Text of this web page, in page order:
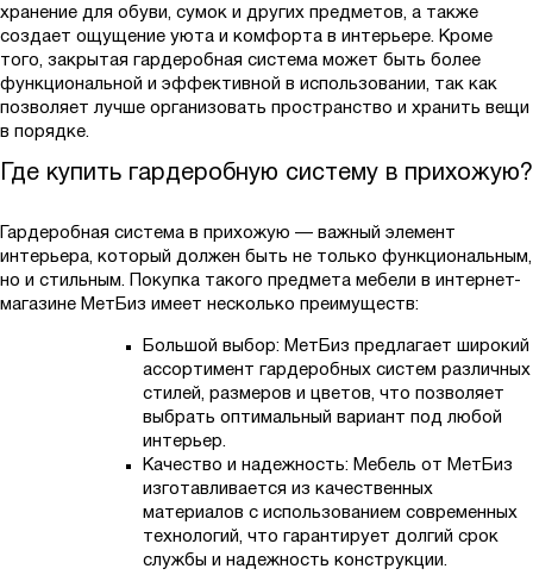
хранение для обуви, сумок и других предметов, а также
создает ощущение уюта и комфорта в интерьере. Кроме
того, закрытая гардеробная система может быть более
функциональной и эффективной в использовании, так как
позволяет лучше организовать пространство и хранить вещи
в порядке.
Где купить гардеробную систему в прихожую?
Гардеробная система в прихожую — важный элемент
интерьера, который должен быть не только функциональным,
но и стильным. Покупка такого предмета мебели в интернет-
магазине МетБиз имеет несколько преимуществ:
Большой выбор: МетБиз предлагает широкий
ассортимент гардеробных систем различных
стилей, размеров и цветов, что позволяет
выбрать оптимальный вариант под любой
интерьер.
Качество и надежность: Мебель от МетБиз
изготавливается из качественных
материалов с использованием современных
технологий, что гарантирует долгий срок
службы и надежность конструкции.